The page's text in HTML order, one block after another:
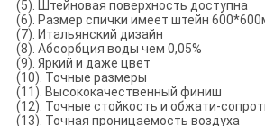
(5). Штейновая поверхность доступна
(6). Размер спички имеет штейн
(7). Итальянский дизайн
(8). Абсорбция воды чем 0,05%
(9). Яркий и даже цвет
(10). Точные размеры
(11). Высококачественный финиш
(12). Точные стойкость и обжати-
(13). Точная проницаемость воздуха